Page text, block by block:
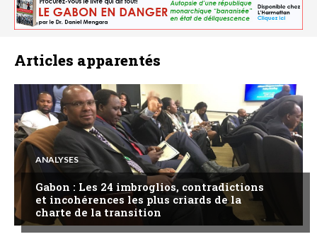
Articles apparentés
ANALYSES
Gabon : Les 24 imbroglios, contradictions
et incohérences les plus criards de la
charte de la transition